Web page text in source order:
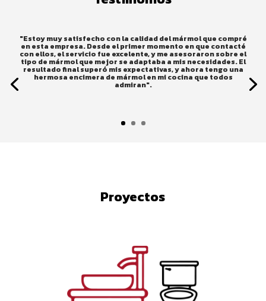
"Estoy muy satisfecho con la calidad del mármol que compré
en esta empresa. Desde el primer momento en que contacté
con ellos, el servicio fue excelente, y me asesoraron sobre el
tipo de mármol que mejor se adaptaba a mis necesidades. El
resultado final superó mis expectativas, y ahora tengo una
hermosa encimera de mármol en mi cocina que todos
admiran".
Proyectos